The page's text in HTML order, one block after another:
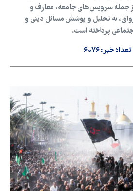
جمله سرویس‌های جامعه، معارف و
به تحلیل و پوشش مسائل دینی و
پرداخته است.
تعداد خبر:۶۰۷۶